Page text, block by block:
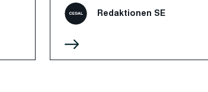
Redaktionen SE